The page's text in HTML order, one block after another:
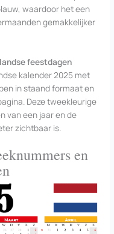
waardoor het een
gemakkelijker
feestdagen
kalender 2025 met
in staand formaat en
Deze tweekleurige
van een jaar en de
zichtbaar is.
en